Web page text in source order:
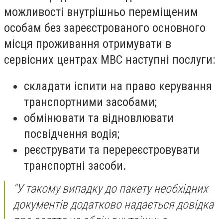
можливості внутрішньо переміщеним
особам без зареєстрованого основного
місця проживання отримувати в
сервісних центрах МВС наступні послуги:
складати іспити на право керування
транспортними засобами;
обмінювати та відновлювати
посвідчення водія;
реєструвати та перереєстровувати
транспортні засоби.
"У такому випадку до пакету необхідних
документів додатково надається довідка